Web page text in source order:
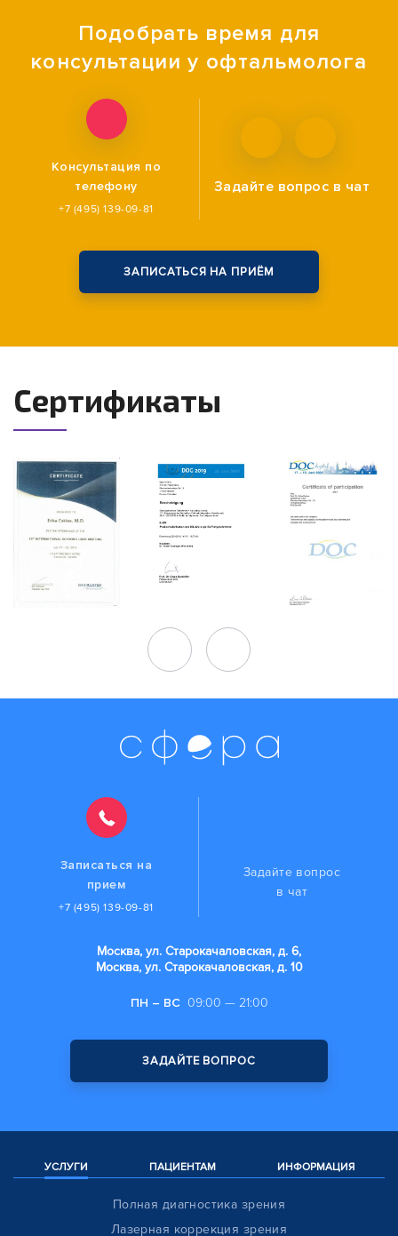
Подобрать время для
консультации у офтальмолога
Консультация по
телефону
+7 (495) 139-09-81
Задайте вопрос в чат
ЗАПИСАТЬСЯ НА ПРИЁМ
Сертификаты
Записаться на
прием
+7 (495) 139-09-81
Задайте вопрос
в чат
Москва, ул. Старокачаловская, д. 6,
Москва, ул. Старокачаловская, д. 10
ПН – ВС 09:00 — 21:00
ЗАДАЙТЕ ВОПРОС
УСЛУГИ ПАЦИЕНТАМ ИНФОРМАЦИЯ
Полная диагностика зрения
Лазерная коррекция зрения